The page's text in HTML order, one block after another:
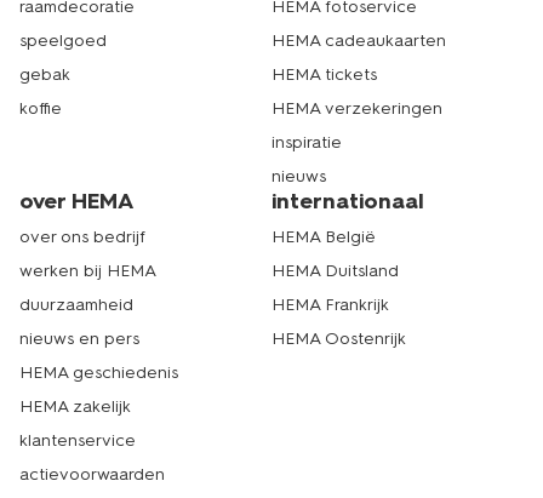
raamdecoratie
speelgoed
gebak
koffie
HEMA fotoservice
HEMA cadeaukaarten
HEMA tickets
HEMA verzekeringen
inspiratie
nieuws
over HEMA
over ons bedrijf
werken bij HEMA
duurzaamheid
nieuws en pers
HEMA geschiedenis
HEMA zakelijk
klantenservice
actievoorwaarden
internationaal
HEMA België
HEMA Duitsland
HEMA Frankrijk
HEMA Oostenrijk